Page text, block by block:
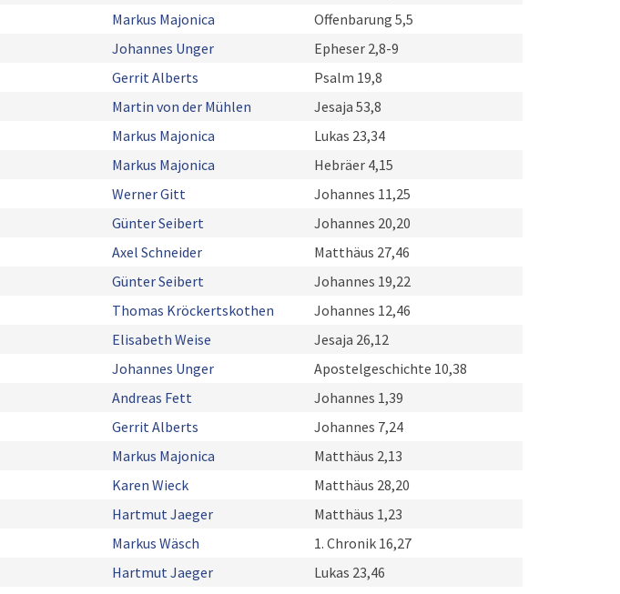
Markus Majonica Offenbarung 5,5
Johannes Unger Epheser 2,8-9
Gerrit Alberts Psalm 19,8
Martin von der Mühlen Jesaja 53,8
Markus Majonica Lukas 23,34
Markus Majonica Hebräer 4,15
Werner Gitt Johannes 11,25
Günter Seibert Johannes 20,20
Axel Schneider Matthäus 27,46
Günter Seibert Johannes 19,22
Thomas Kröckertskothen Johannes 12,46
Elisabeth Weise Jesaja 26,12
Johannes Unger Apostelgeschichte 10,38
Andreas Fett Johannes 1,39
Gerrit Alberts Johannes 7,24
Markus Majonica Matthäus 2,13
Karen Wieck Matthäus 28,20
Hartmut Jaeger Matthäus 1,23
Markus Wäsch 1. Chronik 16,27
Hartmut Jaeger Lukas 23,46